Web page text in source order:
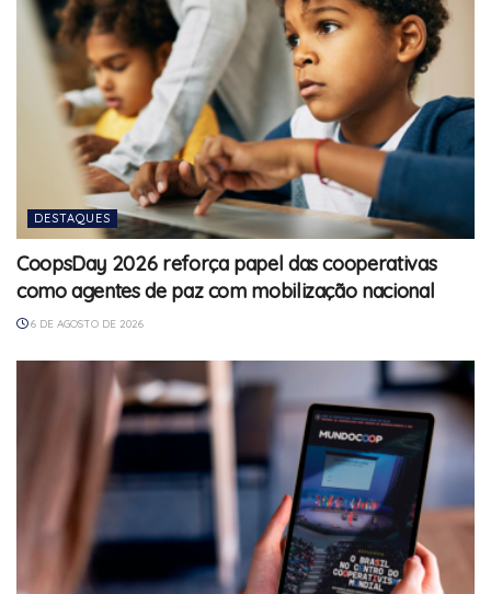
DESTAQUES
CoopsDay 2026 reforça papel das cooperativas
como agentes de paz com mobilização nacional
6 DE AGOSTO DE 2026